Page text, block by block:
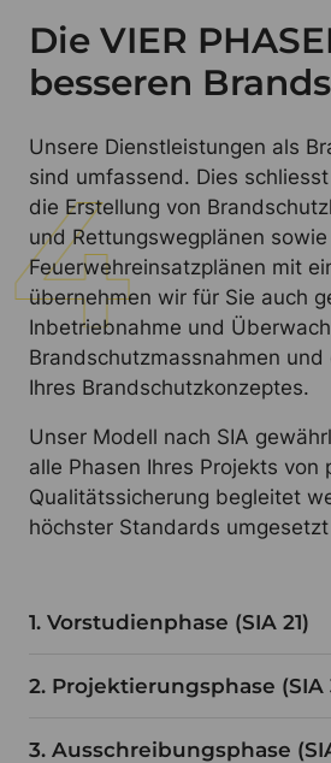
Die VIER
besseren
Unsere Dienstleistungen als
sind umfassend. Dies
die Erstellung von
und Rettungswegplänen sowie
Feuerwehreinsatzplänen mit
übernehmen wir für Sie auch
Inbetriebnahme und
Brandschutzmassnahmen und
Ihres Brandschutzkonzeptes.
Unser Modell nach SIA
alle Phasen Ihres Projekts von
Qualitätssicherung begleitet
höchster Standards
1. Vorstudienphase (SIA 21)
2. Projektierungsphase (SIA
3. Ausschreibungsphase